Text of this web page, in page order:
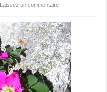
Laissez un commentaire